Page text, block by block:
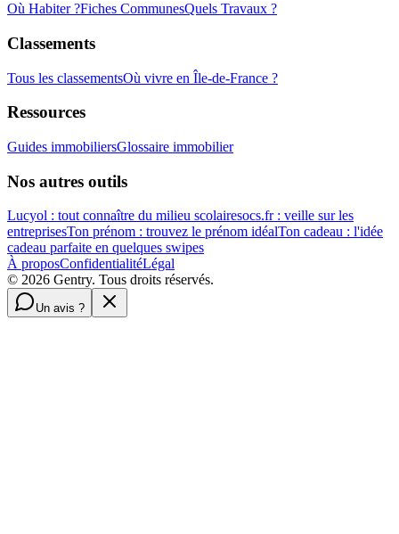
Où Habiter ?Fiches CommunesQuels Travaux ?
Classements
Tous les classementsOù vivre en Île-de-France ?
Ressources
Guides immobiliersGlossaire immobilier
Nos autres outils
Lucyol : tout connaître du milieu scolairesocs.fr : veille sur les
entreprisesTon prénom : trouvez le prénom idéalTon cadeau : l'idée
cadeau parfaite en quelques swipes
À proposConfidentialitéLégal
© 2026 Gentry. Tous droits réservés.
Un avis ?